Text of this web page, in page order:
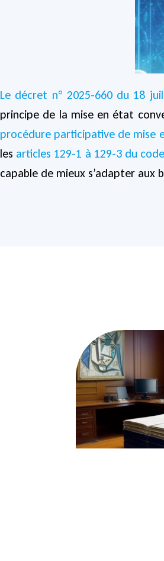
Le décret n° 2025-660 du 18
principe de la mise en état
procédure participative de mise
les articles 129-1 à 129-3 du
capable de mieux s’adapter aux